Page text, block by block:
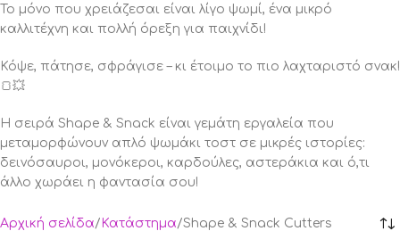
Το μόνο που χρειάζεσαι είναι λίγο ψωμί, ένα μικρό
καλλιτέχνη και πολλή όρεξη για παιχνίδι!
Κόψε, πάτησε, σφράγισε – κι έτοιμο το πιο λαχταριστό σνακ!
🍞💥
Η σειρά Shape & Snack είναι γεμάτη εργαλεία που
μεταμορφώνουν απλό ψωμάκι τοστ σε μικρές ιστορίες:
δεινόσαυροι, μονόκεροι, καρδούλες, αστεράκια και ό,τι
άλλο χωράει η φαντασία σου!
Αρχική σελίδα Κατάστημα Shape & Snack Cutters